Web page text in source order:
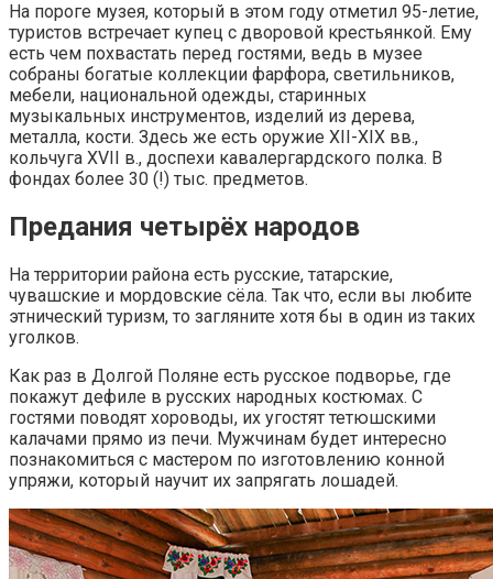
На пороге музея, который в этом году отметил 95-летие,
туристов встречает купец с дворовой крестьянкой. Ему
есть чем похвастать перед гостями, ведь в музее
собраны богатые коллекции фарфора, светильников,
мебели, национальной одежды, старинных
музыкальных инструментов, изделий из дерева,
металла, кости. Здесь же есть оружие XII-XIX вв.,
кольчуга XVII в., доспехи кавалергардского полка. В
фондах более 30 (!) тыс. предметов.
Предания четырёх народов
На территории района есть русские, татарские,
чувашские и мордовские сёла. Так что, если вы любите
этнический туризм, то загляните хотя бы в один из таких
уголков.
Как раз в Долгой Поляне есть русское подворье, где
покажут дефиле в русских народных костюмах. С
гостями поводят хороводы, их угостят тетюшскими
калачами прямо из печи. Мужчинам будет интересно
познакомиться с мастером по изготовлению конной
упряжи, который научит их запрягать лошадей.